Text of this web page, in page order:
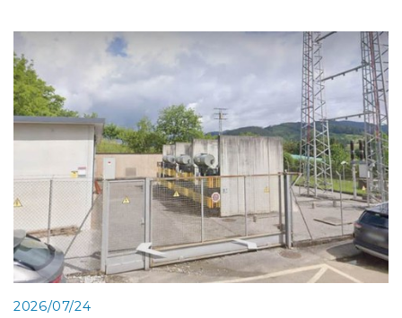
2026/07/24